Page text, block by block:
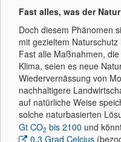
Fast alles, was der
Doch diesem Phänomen
mit gezieltem
Fast alle Maßnahmen,
Klima, seien es neue
Wiedervernässung von
nachhaltigere
auf natürliche Weise
solche naturbasierten
Gt CO2 bis 2100 und
0,3 Grad Celcius